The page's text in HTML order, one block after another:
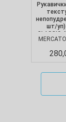
шт/уп)
CLASSIC,